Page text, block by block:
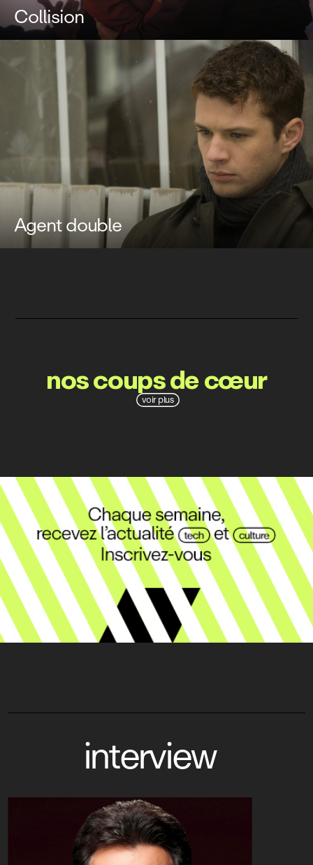
Collision
Agent double
voir plus
nos coups de cœur
interview
Moon
Dallas Howard